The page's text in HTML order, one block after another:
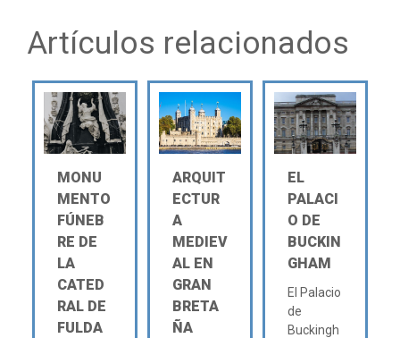
Artículos relacionados
MONU
MENTO
FÚNEB
RE DE
LA
CATED
RAL DE
FULDA
ARQUIT
ECTUR
A
MEDIEV
AL EN
GRAN
BRETA
ÑA
EL
PALACI
O DE
BUCKIN
GHAM
El Palacio
de
Buckingh